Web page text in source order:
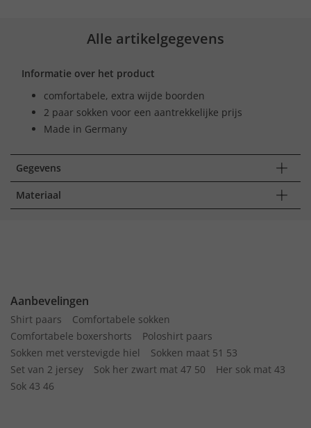
Alle artikelgegevens
Informatie over het product
comfortabele, extra wijde boorden
2 paar sokken voor een aantrekkelijke prijs
Made in Germany
Gegevens
Materiaal
Aanbevelingen
Shirt paars
Comfortabele sokken
Comfortabele boxershorts
Poloshirt paars
Sokken met verstevigde hiel
Sokken maat 51 53
Set van 2 jersey
Sok her zwart mat 47 50
Her sok mat 43
Sok 43 46